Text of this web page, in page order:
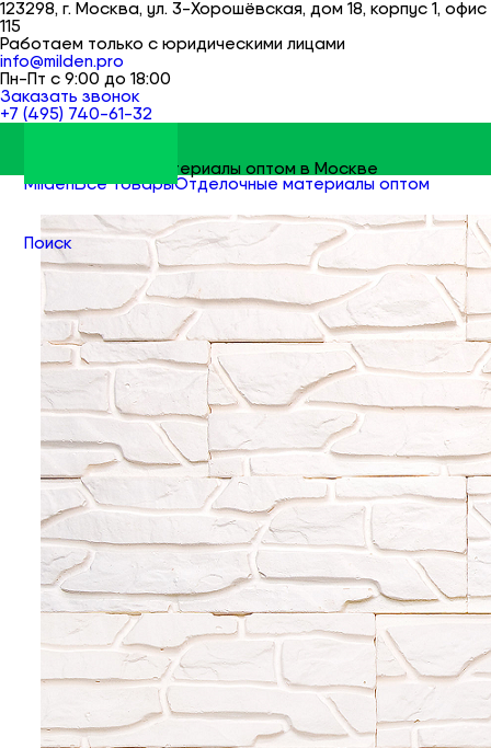
123298, г. Москва, ул. 3-Хорошёвская, дом 18, корпус 1, офис
115
Работаем только с юридическими лицами
info@milden.pro
Пн-Пт с 9:00 до 18:00
Заказать звонок
+7 (495) 740-61-32
Строительные материалы оптом в Москве
Поиск
MildenВсе товарыОтделочные материалы оптом